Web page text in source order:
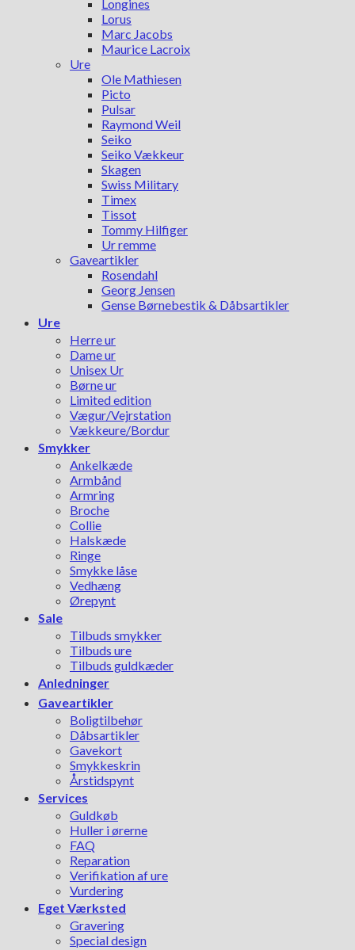
Longines
Lorus
Marc Jacobs
Maurice Lacroix
Ure
Ole Mathiesen
Picto
Pulsar
Raymond Weil
Seiko
Seiko Vækkeur
Skagen
Swiss Military
Timex
Tissot
Tommy Hilfiger
Ur remme
Gaveartikler
Rosendahl
Georg Jensen
Gense Børnebestik & Dåbsartikler
Ure
Herre ur
Dame ur
Unisex Ur
Børne ur
Limited edition
Vægur/Vejrstation
Vækkeure/Bordur
Smykker
Ankelkæde
Armbånd
Armring
Broche
Collie
Halskæde
Ringe
Smykke låse
Vedhæng
Ørepynt
Sale
Tilbuds smykker
Tilbuds ure
Tilbuds guldkæder
Anledninger
Gaveartikler
Boligtilbehør
Dåbsartikler
Gavekort
Smykkeskrin
Årstidspynt
Services
Guldkøb
Huller i ørerne
FAQ
Reparation
Verifikation af ure
Vurdering
Eget Værksted
Gravering
Special design